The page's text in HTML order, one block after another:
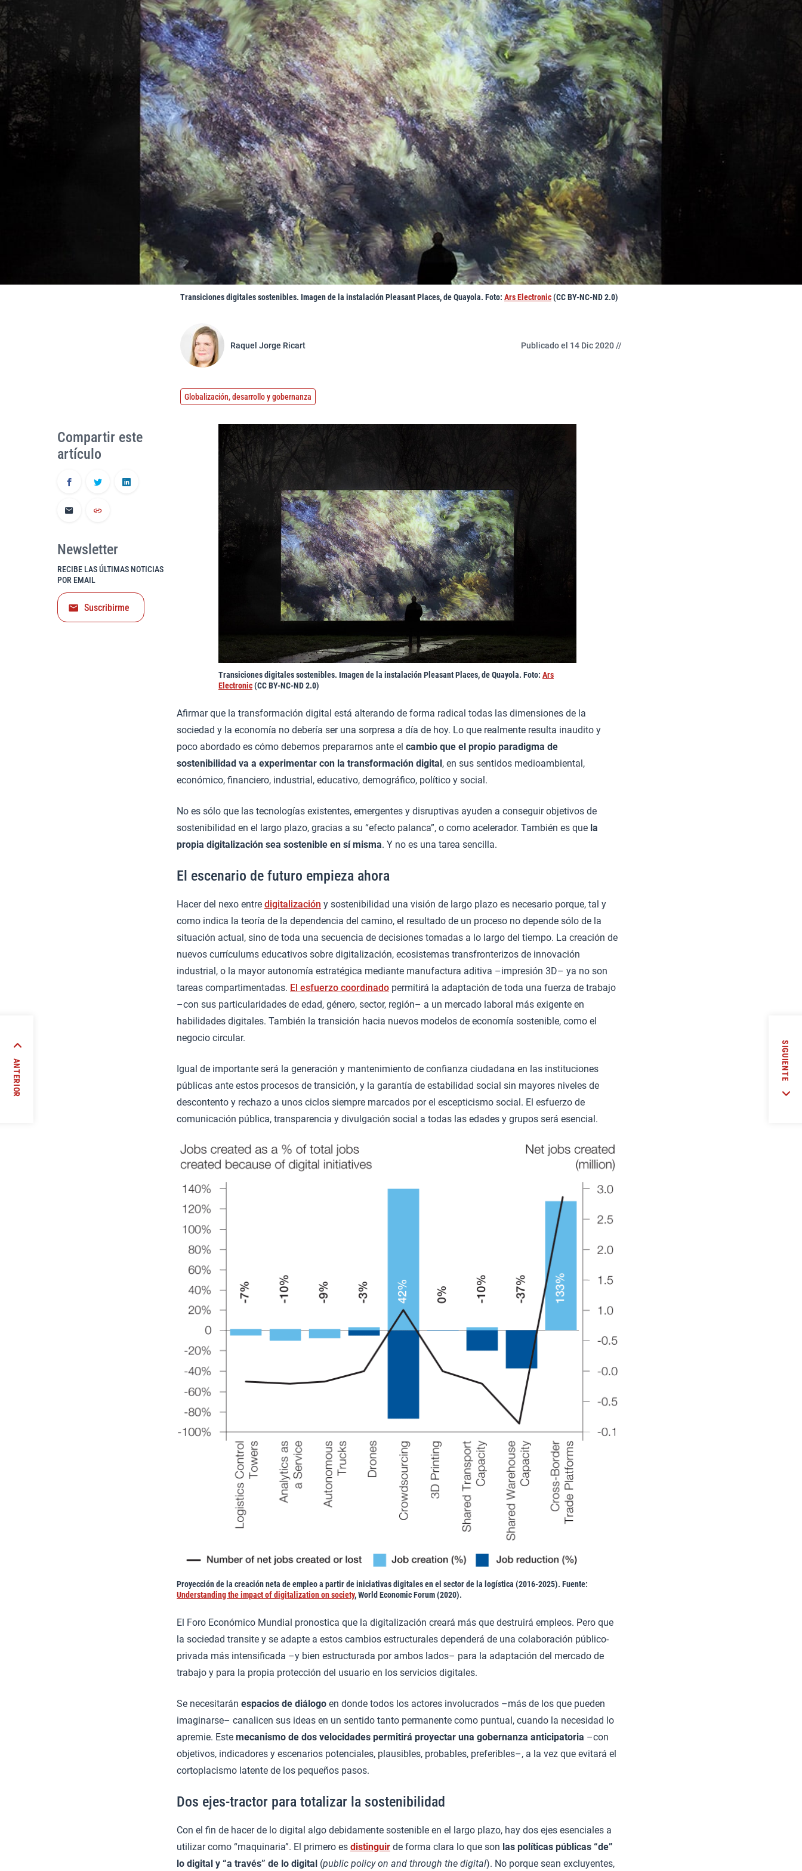
Transiciones digitales sostenibles. Imagen de la instalación Pleasant Places, de Quayola. Foto: Ars Electronic(CC BY-NC-ND 2.0)
Raquel Jorge Ricart Publicado el 14 Dic 2020 //
Globalización, desarrollo y gobernanza
Transiciones digitales sostenibles. Imagen de la instalación Pleasant Places, de Quayola. Foto: Ars
Electronic(CC BY-NC-ND 2.0)
Afirmar que la transformación digital está alterando de forma radical todas las dimensiones de la
sociedad y la economía no debería ser una sorpresa a día de hoy. Lo que realmente resulta inaudito y
poco abordado es cómo debemos prepararnos ante el cambio que el propio paradigma de
sostenibilidad va a experimentar con la transformación digital , en sus sentidos medioambiental,
económico, financiero, industrial, educativo, demográfico, político y social.
No es sólo que las tecnologías existentes, emergentes y disruptivas ayuden a conseguir objetivos de
sostenibilidad en el largo plazo, gracias a su “efecto palanca”, o como acelerador. También es que la
propia digitalización sea sostenible en sí misma. Y no es una tarea sencilla.
El escenario de futuro empieza ahora
Hacer del nexo entre digitalización y sostenibilidad una visión de largo plazo es necesario porque, tal y
como indica la teoría de la dependencia del camino, el resultado de un proceso no depende sólo de la
situación actual, sino de toda una secuencia de decisiones tomadas a lo largo del tiempo. La creación de
nuevos currículums educativos sobre digitalización, ecosistemas transfronterizos de innovación
industrial, o la mayor autonomía estratégica mediante manufactura aditiva –impresión 3D– ya no son
tareas compartimentadas. El esfuerzo coordinado permitirá la adaptación de toda una fuerza de trabajo
–con sus particularidades de edad, género, sector, región– a un mercado laboral más exigente en
habilidades digitales. También la transición hacia nuevos modelos de economía sostenible, como el
negocio circular.
Igual de importante será la generación y mantenimiento de confianza ciudadana en las instituciones
públicas ante estos procesos de transición, y la garantía de estabilidad social sin mayores niveles de
descontento y rechazo a unos ciclos siempre marcados por el escepticismo social. El esfuerzo de
comunicación pública, transparencia y divulgación social a todas las edades y grupos será esencial.
Proyección de la creación neta de empleo a partir de iniciativas digitales en el sector de la logística (2016-2025). Fuente:
Understanding the impact of digitalization on society, World Economic Forum (2020).
El Foro Económico Mundial pronostica que la digitalización creará más que destruirá empleos. Pero que
la sociedad transite y se adapte a estos cambios estructurales dependerá de una colaboración público-
privada más intensificada –y bien estructurada por ambos lados– para la adaptación del mercado de
trabajo y para la propia protección del usuario en los servicios digitales.
Se necesitarán espacios de diálogo en donde todos los actores involucrados –más de los que pueden
imaginarse– canalicen sus ideas en un sentido tanto permanente como puntual, cuando la necesidad lo
apremie. Este mecanismo de dos velocidades permitirá proyectar una gobernanza anticipatoria –con
objetivos, indicadores y escenarios potenciales, plausibles, probables, preferibles–, a la vez que evitará el
cortoplacismo latente de los pequeños pasos.
Dos ejes-tractor para totalizar la sostenibilidad
Con el fin de hacer de lo digital algo debidamente sostenible en el largo plazo, hay dos ejes esenciales a
utilizar como “maquinaria”. El primero es distinguir de forma clara lo que son las políticas públicas “de”
lo digital y “a través” de lo digital (public policy on and through the digital). No porque sean excluyentes,
Compartir este
artículo
Newsletter
RECIBE LAS ÚLTIMAS NOTICIAS
POR EMAIL
Suscribirme
ANTERIOR SIGUIENTE